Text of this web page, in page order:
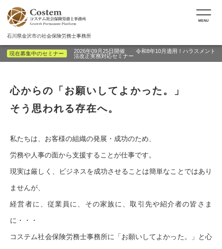
石川県金沢市の社会保険労務士事務所
MENU
現在募集中のセミナー
2026年09月25日開催 令和8年10月適用！ハラスメント
法改正実務対応セミナー
心からの「お願いしてよかった。」
そう思われる存在へ。
私たちは、お客様の組織の発展・成功のため、
労務や人事の面から支援することが仕事です。
現実は厳しく、ビジネスを成功させることは簡単なことではあり
ませんが、
経営者に、従業員に、その家族に、取引先や紹介者の皆さま
に・・・
コステム社会保険労務士事務所に「お願いしてよかった。」と心